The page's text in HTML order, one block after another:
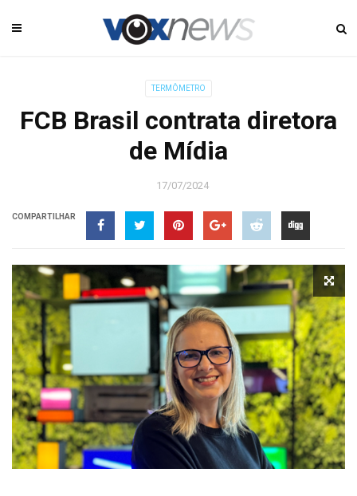
TERMÔMETRO
FCB Brasil contrata diretora
de Mídia
17/07/2024
COMPARTILHAR